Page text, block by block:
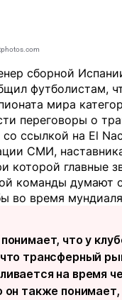
сборной
футболистам,
мира
переговоры о
со ссылкой на El
СМИ,
которой главные
команды думают
во время
что у
трансферный
на время
он также